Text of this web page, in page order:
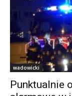
wadowicki
Punktualnie